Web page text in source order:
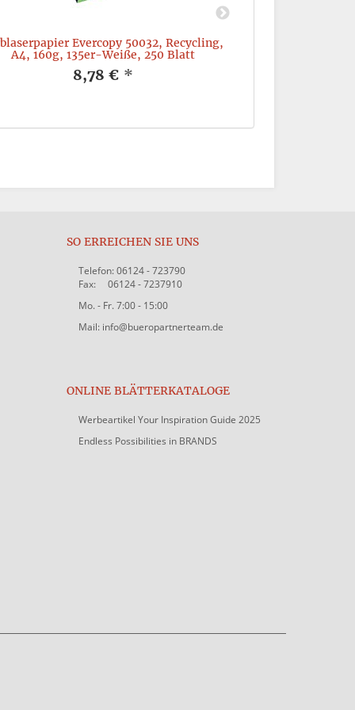
Evercopy 50032, Recycling,
A4, 160g, 135er-Weiße, 250 Blatt
8,78 € *
SO ERREICHEN SIE UNS
Telefon: 06124 - 723790
Fax: 06124 - 7237910
Mo. - Fr. 7:00 - 15:00
Mail: info@bueropartnerteam.de
ONLINE BLÄTTERKATALOGE
Werbeartikel Your Inspiration Guide 2025
Endless Possibilities in BRANDS